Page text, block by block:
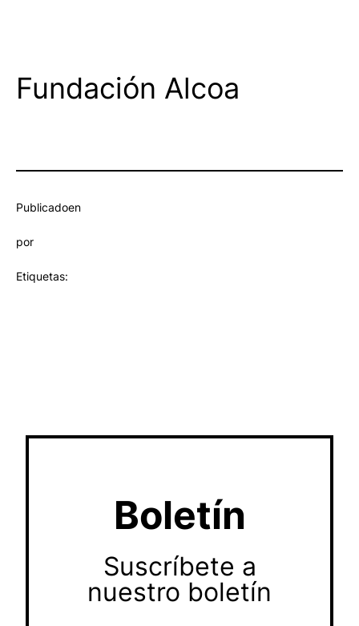
Fundación Alcoa
Publicadoen
por
Etiquetas:
Boletín
Suscríbete a
nuestro boletín